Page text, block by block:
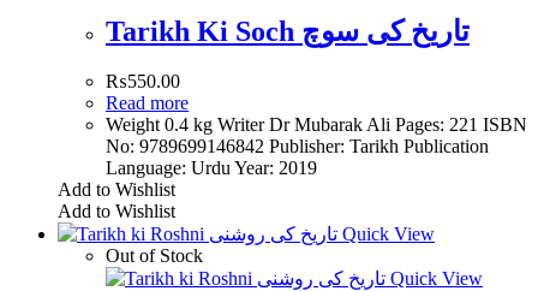
Tarikh Ki Soch تاریخ کی سوچ
₨550.00
Read more
Weight 0.4 kg Writer Dr Mubarak Ali Pages: 221 ISBN
No: 9789699146842 Publisher: Tarikh Publication
Language: Urdu Year: 2019
Add to Wishlist
Add to Wishlist
Quick View
Out of Stock
Quick View